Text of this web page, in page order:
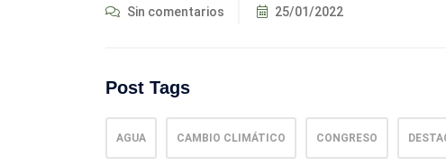
Sin comentarios 25/01/2022
Post Tags
AGUA CAMBIO CLIMÁTICO CONGRESO